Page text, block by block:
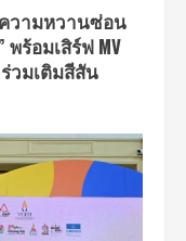
ความหวานซ่อน
พร้อมเสิร์ฟ MV
วมเติมสีสัน